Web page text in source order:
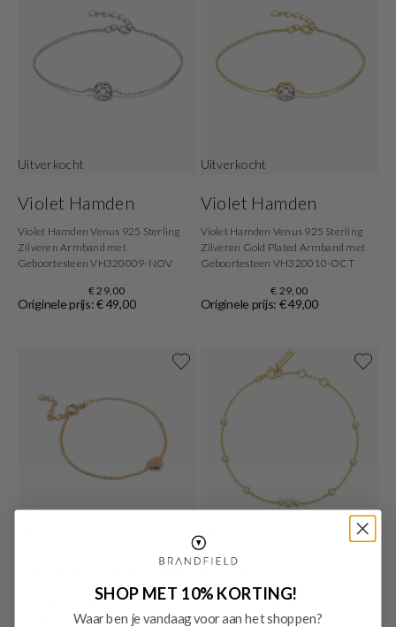
Uitverkocht
Violet Hamden
Violet Hamden Venus 925 Sterling
Zilveren Armband met
Geboortesteen VH320009-NOV
€ 29,00
Originele prijs: € 49,00
Uitverkocht
Violet Hamden
Violet Hamden Venus 925 Sterling
Zilveren Gold Plated Armband met
Geboortesteen VH320010-OCT
€ 29,00
Originele prijs: € 49,00
ENAMEL Copenhagen
ENAMEL Copenhagen Amore 925
Sterling Silver Armband B141G
Uitverkocht
Ania Haie
Ania Haie Miss Dainty Gold Coloured
Zirconia Bracelet AH-B065-03G
SHOP MET 10% KORTING!
Waar ben je vandaag voor aan het shoppen?